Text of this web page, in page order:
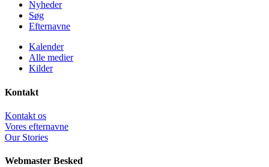
Nyheder
Søg
Efternavne
Kalender
Alle medier
Kilder
Kontakt
Kontakt os
Vores efternavne
Our Stories
Webmaster Besked